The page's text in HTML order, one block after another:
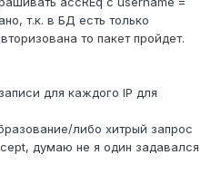
т.к. в БД есть только
то пакет пройдет.
для каждого IP для
либо хитрый запрос
думаю не я один задавался